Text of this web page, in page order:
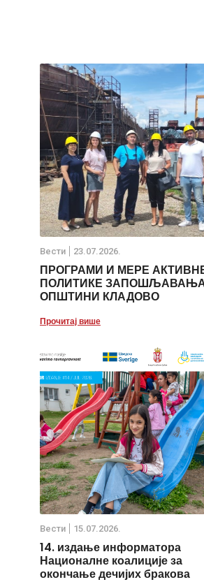
Вести 23.07.2026.
ПРОГРАМИ И МЕРЕ
ПОЛИТИКЕ
ОПШТИНИ КЛАДОВО
Прочитај више
Вести 15.07.2026.
14. издање информатора
Националне коалиције за
окончање дечијих бракова